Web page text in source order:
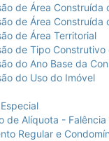
de Área
de Área Construída
de Área Territorial
de Tipo
do Ano Base da
do Uso do Imóvel
de Alíquota -
Regular e